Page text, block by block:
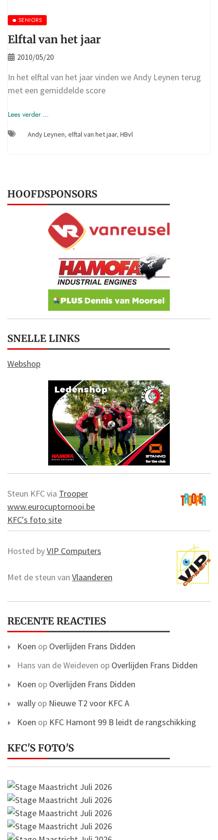
SENIORS
Elftal van het jaar
2010/05/20
In het elftal van het jaar vinden we Andy Leynen terug
met een gemiddelde score
Lees verder ...
Andy Leynen, elftal van het jaar, HBvl
HOOFDSPONSORS
SNELLE LINKS
Webshop
Steun KFC via Trooper
www.eurocuptornooi.be
KFC's foto site
Hosted byVIP Computers
Met de steun van Vlaanderen
RECENTE REACTIES
Koen op Overlijden Frans Didden
Hans van de Weideven op Overlijden Frans Didden
Koen op Overlijden Frans Didden
wally op Nieuwe T2 voor KFC A
Koen op KFC Hamont 99 B leidt de rangschikking
KFC'S FOTO'S